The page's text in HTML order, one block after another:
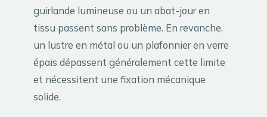
guirlande lumineuse ou un abat-jour en
tissu passent sans problème. En revanche,
un lustre en métal ou un plafonnier en verre
épais dépassent généralement cette limite
et nécessitent une fixation mécanique
solide.